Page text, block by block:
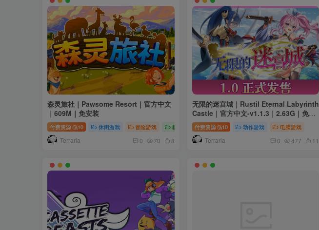
森灵旅社｜Pawsome Resort｜官方中文
｜609M｜免安装
付费资源 10 休闲游戏 冒险游戏 模拟游戏
Terraria 0 70 8
无限的迷宫城｜Rustil Eternal Labyrinth
Castle｜官方中文-v1.1.3｜2.63G｜免安
装付费资源 10 动作游戏 电脑游戏
Terraria 0 477 11